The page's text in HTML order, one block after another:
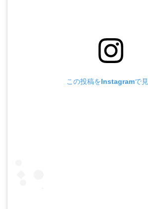
この投稿をInstagramで